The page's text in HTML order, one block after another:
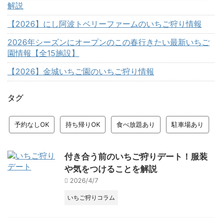
解説
【2026】にし阿波トベリーファームのいちご狩り情報
2026年シーズンにオープンのこの春行きたい最新いちご
園情報【全15施設】
【2026】金城いちご園のいちご狩り情報
タグ
予約なしOK 持ち帰りOK 食べ放題あり 駐車場あり
付き合う前のいちご狩りデート！服装
や気をつけることを解説
2026/4/7
いちご狩りコラム